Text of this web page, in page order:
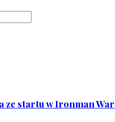
ze startu w Ironman